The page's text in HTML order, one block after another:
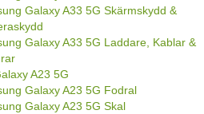
Galaxy A33 5G Skärmskydd &
Galaxy A33 5G Laddare, Kablar &
A23 5G
Galaxy A23 5G Fodral
Galaxy A23 5G Skal